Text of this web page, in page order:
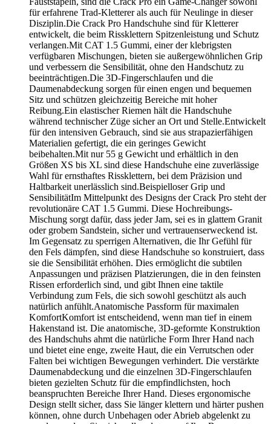
für erfahrene Trad-Kletterer als auch für Neulinge in dieser
Disziplin.Die Crack Pro Handschuhe sind für Kletterer
entwickelt, die beim Rissklettern Spitzenleistung und Schutz
verlangen.Mit CAT 1.5 Gummi, einer der klebrigsten
verfügbaren Mischungen, bieten sie außergewöhnlichen Grip
und verbessern die Sensibilität, ohne den Handschutz zu
beeinträchtigen.Die 3D-Fingerschlaufen und die
Daumenabdeckung sorgen für einen engen und bequemen
Sitz und schützen gleichzeitig Bereiche mit hoher
Reibung.Ein elastischer Riemen hält die Handschuhe
während technischer Züge sicher an Ort und Stelle.Entwickelt
für den intensiven Gebrauch, sind sie aus strapazierfähigen
Materialien gefertigt, die ein geringes Gewicht
beibehalten.Mit nur 55 g Gewicht und erhältlich in den
Größen XS bis XL sind diese Handschuhe eine zuverlässige
Wahl für ernsthaftes Rissklettern, bei dem Präzision und
Haltbarkeit unerlässlich sind.Beispielloser Grip und
SensibilitätIm Mittelpunkt des Designs der Crack Pro steht der
revolutionäre CAT 1.5 Gummi. Diese Hochreibungs-
Mischung sorgt dafür, dass jeder Jam, sei es in glattem Granit
oder grobem Sandstein, sicher und vertrauenserweckend ist.
Im Gegensatz zu sperrigen Alternativen, die Ihr Gefühl für
den Fels dämpfen, sind diese Handschuhe so konstruiert, dass
sie die Sensibilität erhöhen. Dies ermöglicht die subtilen
Anpassungen und präzisen Platzierungen, die in den feinsten
Rissen erforderlich sind, und gibt Ihnen eine taktile
Verbindung zum Fels, die sich sowohl geschützt als auch
natürlich anfühlt.Anatomische Passform für maximalen
KomfortKomfort ist entscheidend, wenn man tief in einem
Hakenstand ist. Die anatomische, 3D-geformte Konstruktion
des Handschuhs ahmt die natürliche Form Ihrer Hand nach
und bietet eine enge, zweite Haut, die ein Verrutschen oder
Falten bei wichtigen Bewegungen verhindert. Die verstärkte
Daumenabdeckung und die einzelnen 3D-Fingerschlaufen
bieten gezielten Schutz für die empfindlichsten, hoch
beanspruchten Bereiche Ihrer Hand. Dieses ergonomische
Design stellt sicher, dass Sie länger klettern und härter pushen
können, ohne durch Unbehagen oder Abrieb abgelenkt zu